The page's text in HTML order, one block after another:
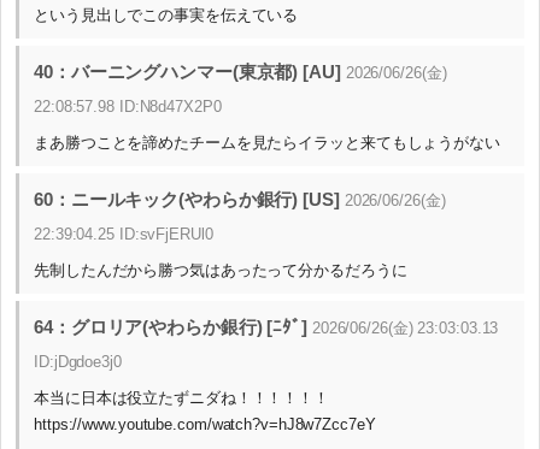
という見出しでこの事実を伝えている
40：バーニングハンマー(東京都) [AU] 2026/06/26(金)
22:08:57.98 ID:N8d47X2P0
まあ勝つことを諦めたチームを見たらイラッと来てもしょうがない
60：ニールキック(やわらか銀行) [US] 2026/06/26(金)
22:39:04.25 ID:svFjERUl0
先制したんだから勝つ気はあったって分かるだろうに
64：グロリア(やわらか銀行) [ﾆﾀﾞ] 2026/06/26(金) 23:03:03.13
ID:jDgdoe3j0
本当に日本は役立たずニダね！！！！！！
https://www.youtube.com/watch?v=hJ8w7Zcc7eY